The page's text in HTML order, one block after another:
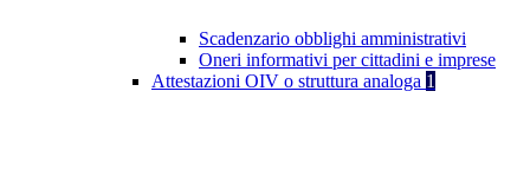
Scadenzario obblighi amministrativi
Oneri informativi per cittadini e imprese
Attestazioni OIV o struttura analoga 1